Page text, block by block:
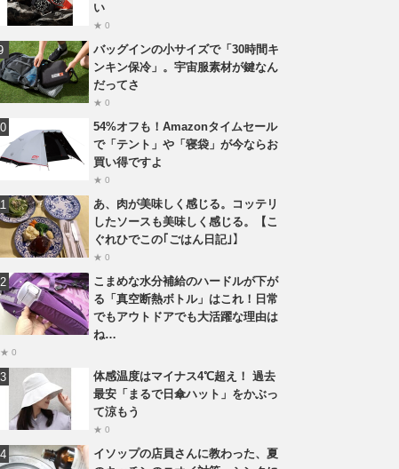
い
★ 0
バッグインの小サイズで「30時間キ
ンキン保冷」。宇宙服素材が鍵なん
だってさ
★ 0
54%オフも！Amazonタイムセール
で「テント」や「寝袋」が今ならお
買い得ですよ
★ 0
あ、肉が美味しく感じる。コッテリ
したソースも美味しく感じる。【こ
ぐれひでこの｢ごはん日記｣】
★ 0
こまめな水分補給のハードルが下が
る「真空断熱ボトル」はこれ！日常
でもアウトドアでも大活躍な理由は
ね…
★ 0
体感温度はマイナス4℃超え！ 過去
最安「まるで日傘ハット」をかぶっ
て涼もう
★ 0
イソップの店員さんに教わった、夏